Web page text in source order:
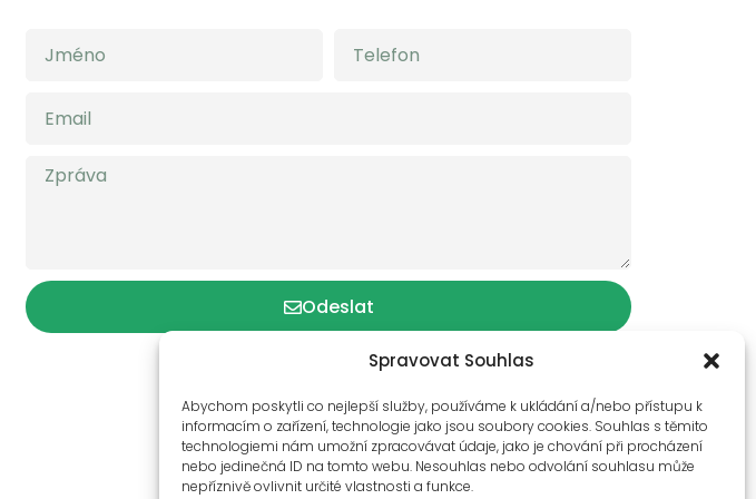
Spravovat Souhlas
Abychom poskytli co nejlepší služby, používáme k ukládání a/nebo přístupu k
informacím o zařízení, technologie jako jsou soubory cookies. Souhlas s těmito
technologiemi nám umožní zpracovávat údaje, jako je chování při procházení
nebo jedinečná ID na tomto webu. Nesouhlas nebo odvolání souhlasu může
nepříznivě ovlivnit určité vlastnosti a funkce.
Odeslat